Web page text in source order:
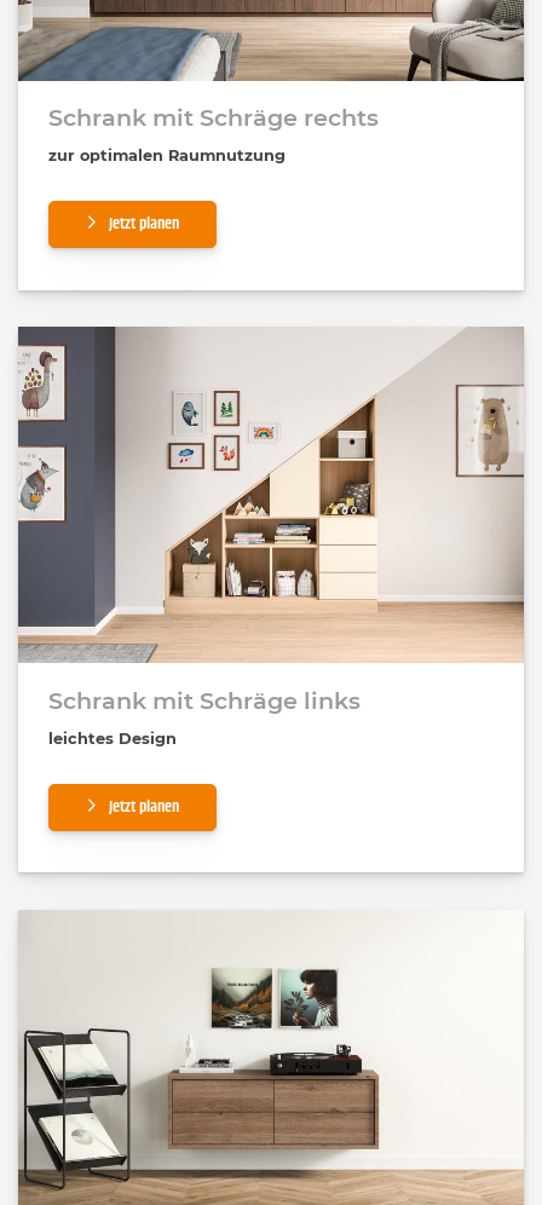
Schrank mit Schräge rechts
zur optimalen Raumnutzung
Jetzt planen
Schrank mit Schräge links
leichtes Design
Jetzt planen